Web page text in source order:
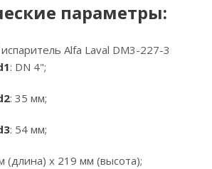
параметры:
: DN 4";
: 35 мм;
: 54 мм;
(длина) х 219 мм (высота);